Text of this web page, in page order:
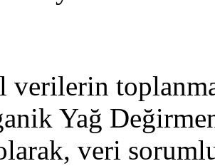
verilerin
Yağ
veri